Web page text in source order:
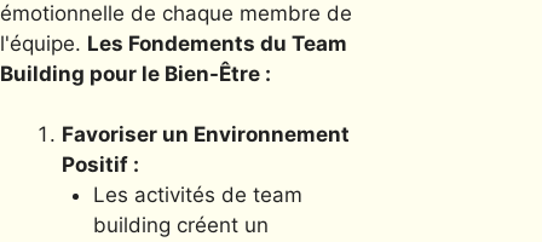
émotionnelle de chaque membre de
l'équipe. Les Fondements du Team
Building pour le Bien-Être :
Favoriser un Environnement
Positif :
Les activités de team
building créent un